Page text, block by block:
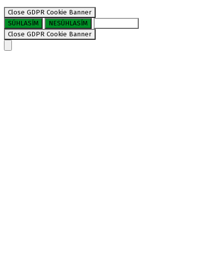
Close GDPR Cookie Banner
SÚHLASÍM
NESÚHLASÍM
Close GDPR Cookie Banner